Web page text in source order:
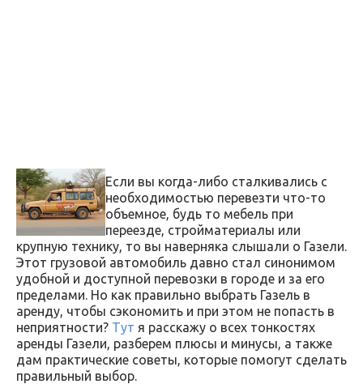
Если вы когда-либо сталкивались с
необходимостью перевезти что-то
объемное, будь то мебель при
переезде, стройматериалы или
крупную технику, то вы наверняка слышали о Газели.
Этот грузовой автомобиль давно стал синонимом
удобной и доступной перевозки в городе и за его
пределами. Но как правильно выбрать Газель в
аренду, чтобы сэкономить и при этом не попасть в
неприятности? Тут я расскажу о всех тонкостях
аренды Газели, разберем плюсы и минусы, а также
дам практические советы, которые помогут сделать
правильный выбор.